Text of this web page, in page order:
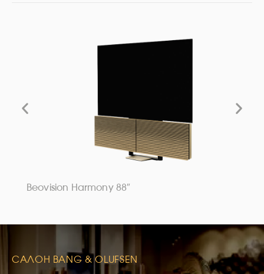
Beovision Harmony 88″
САЛОН BANG & OLUFSEN